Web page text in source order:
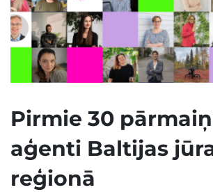
Pirmie 30
aģenti Baltijas
reģionā